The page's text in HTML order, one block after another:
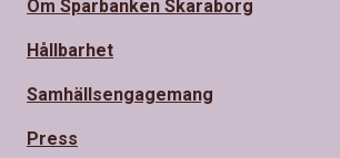
Om Sparbanken Skaraborg
Hållbarhet
Samhällsengagemang
Press